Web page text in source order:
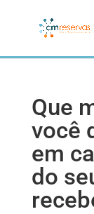
Que
você
em
do